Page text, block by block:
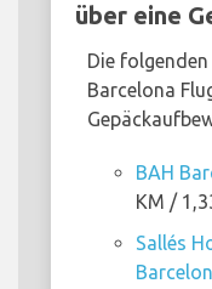
über eine
Die
Barcelona
BAH
KM /
Sallés